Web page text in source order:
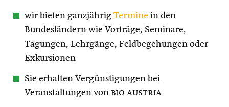
wir bieten ganzjährig Termine in den
Bundesländern wie Vorträge, Seminare,
Tagungen, Lehrgänge, Feldbegehungen oder
Exkursionen
Sie erhalten Vergünstigungen bei
Veranstaltungen von bio austria